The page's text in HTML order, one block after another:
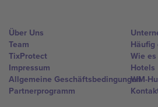
Über Uns
Team
TixProtect
Impressum
Allgemeine Geschäftsbedingungen
Partnerprogramm
Häufig
Wie
Hotels
WM-